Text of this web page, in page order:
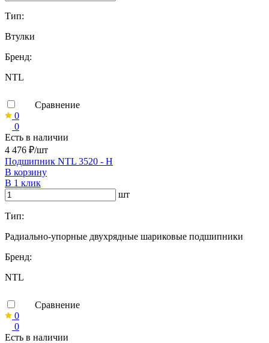
Тип:
Втулки
Бренд:
NTL
Сравнение
0
0
Есть в наличии
4 476 ₽/шт
Подшипник NTL 3520 - H
В корзину
В 1 клик
шт
Тип:
Радиально-упорные двухрядные шариковые подшипники
Бренд:
NTL
Сравнение
0
0
Есть в наличии